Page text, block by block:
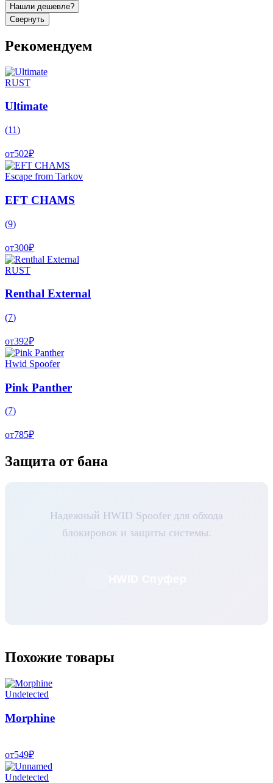
Нашли дешевле?
Свернуть
Рекомендуем
RUST
Ultimate
(11)
от502₽
Escape from Tarkov
EFT CHAMS
(9)
от300₽
RUST
Renthal External
(7)
от392₽
Hwid Spoofer
Pink Panther
(7)
от785₽
Защита от бана
Надежный HWID Spoofer для обхода
блокировок и защиты системы.
Похожие товары
Undetected
Morphine
от549₽
Undetected